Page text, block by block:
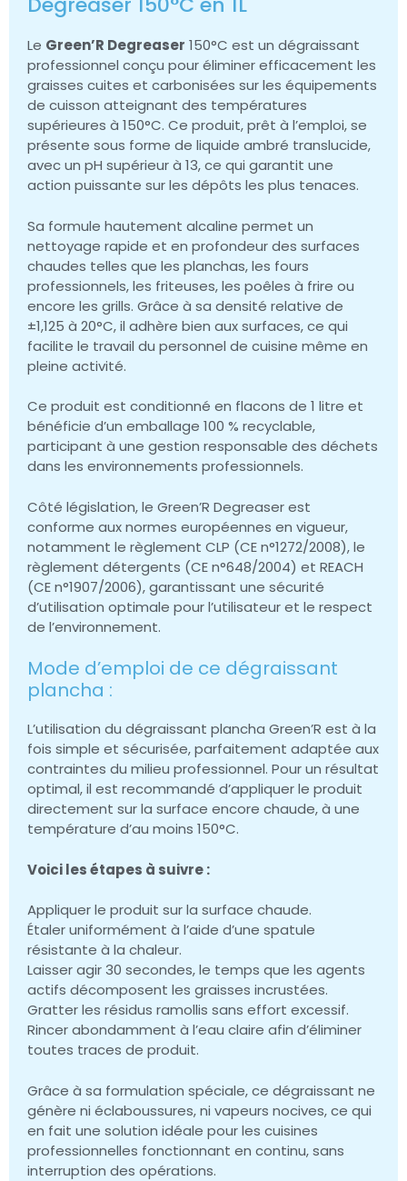
Le Green’R Degreaser 150°C est un dégraissant
professionnel conçu pour éliminer efficacement les
graisses cuites et carbonisées sur les équipements
de cuisson atteignant des températures
supérieures à 150°C. Ce produit, prêt à l’emploi, se
présente sous forme de liquide ambré translucide,
avec un pH supérieur à 13, ce qui garantit une
action puissante sur les dépôts les plus tenaces.
Sa formule hautement alcaline permet un
nettoyage rapide et en profondeur des surfaces
chaudes telles que les planchas, les fours
professionnels, les friteuses, les poêles à frire ou
encore les grills. Grâce à sa densité relative de
±1,125 à 20°C, il adhère bien aux surfaces, ce qui
facilite le travail du personnel de cuisine même en
pleine activité.
Ce produit est conditionné en flacons de 1 litre et
bénéficie d’un emballage 100 % recyclable,
participant à une gestion responsable des déchets
dans les environnements professionnels.
Côté législation, le Green’R Degreaser est
conforme aux normes européennes en vigueur,
notamment le règlement CLP (CE n°1272/2008), le
règlement détergents (CE n°648/2004) et REACH
(CE n°1907/2006), garantissant une sécurité
d’utilisation optimale pour l’utilisateur et le respect
de l’environnement.
Mode d’emploi de ce dégraissant
plancha :
L’utilisation du dégraissant plancha Green’R est à la
fois simple et sécurisée, parfaitement adaptée aux
contraintes du milieu professionnel. Pour un résultat
optimal, il est recommandé d’appliquer le produit
directement sur la surface encore chaude, à une
température d’au moins 150°C.
Voici les étapes à suivre :
Appliquer le produit sur la surface chaude.
Étaler uniformément à l’aide d’une spatule
résistante à la chaleur.
Laisser agir 30 secondes, le temps que les agents
actifs décomposent les graisses incrustées.
Gratter les résidus ramollis sans effort excessif.
Rincer abondamment à l’eau claire afin d’éliminer
toutes traces de produit.
Grâce à sa formulation spéciale, ce dégraissant ne
génère ni éclaboussures, ni vapeurs nocives, ce qui
en fait une solution idéale pour les cuisines
professionnelles fonctionnant en continu, sans
interruption des opérations.